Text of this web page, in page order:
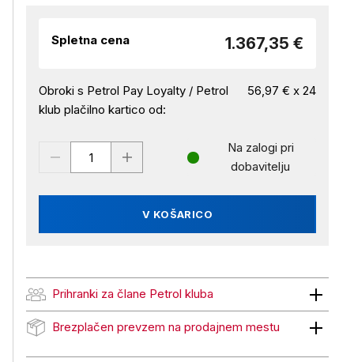
Spletna cena 1.367,35 €
Obroki s Petrol Pay Loyalty / Petrol
klub plačilno kartico od:
56,97 € x 24
V KOŠARICO
Na zalogi pri
dobavitelju
Prihranki za člane Petrol kluba
Prihranki za člane Petrol kluba
Brezplačen prevzem na prodajnem mestu
Brezplačen prevzem na prodajnem mestu